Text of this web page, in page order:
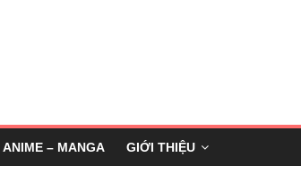
ANIME – MANGA GIỚI THIỆU